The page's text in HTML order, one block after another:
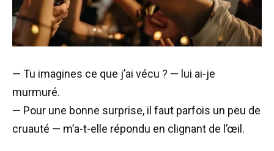
— Tu imagines ce que j’ai vécu ? — lui ai-je
murmuré.
— Pour une bonne surprise, il faut parfois un peu de
cruauté — m’a-t-elle répondu en clignant de l’œil.